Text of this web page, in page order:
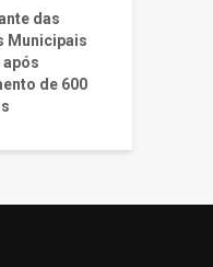
das
Municipais
após
de 600